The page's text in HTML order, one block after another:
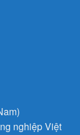
nghiệp Việt